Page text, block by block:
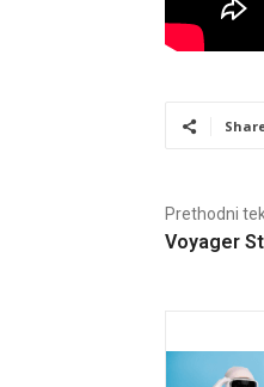
Prethodni
Voyager